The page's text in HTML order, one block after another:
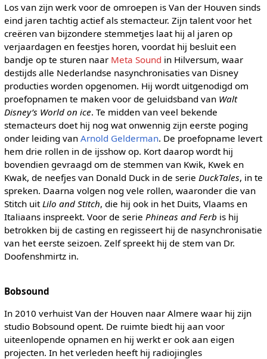
Los van zijn werk voor de omroepen is Van der Houven sinds
eind jaren tachtig actief als stemacteur. Zijn talent voor het
creëren van bijzondere stemmetjes laat hij al jaren op
verjaardagen en feestjes horen, voordat hij besluit een
bandje op te sturen naar Meta Sound in Hilversum, waar
destijds alle Nederlandse nasynchronisaties van Disney
producties worden opgenomen. Hij wordt uitgenodigd om
proefopnamen te maken voor de geluidsband van Walt
Disney’s World on ice. Te midden van veel bekende
stemacteurs doet hij nog wat onwennig zijn eerste poging
onder leiding van Arnold Gelderman. De proefopname levert
hem drie rollen in de ijsshow op. Kort daarop wordt hij
bovendien gevraagd om de stemmen van Kwik, Kwek en
Kwak, de neefjes van Donald Duck in de serie DuckTales, in te
spreken. Daarna volgen nog vele rollen, waaronder die van
Stitch uit Lilo and Stitch, die hij ook in het Duits, Vlaams en
Italiaans inspreekt. Voor de serie Phineas and Ferb is hij
betrokken bij de casting en regisseert hij de nasynchronisatie
van het eerste seizoen. Zelf spreekt hij de stem van Dr.
Doofenshmirtz in.
Bobsound
In 2010 verhuist Van der Houven naar Almere waar hij zijn
studio Bobsound opent. De ruimte biedt hij aan voor
uiteenlopende opnamen en hij werkt er ook aan eigen
projecten. In het verleden heeft hij radiojingles